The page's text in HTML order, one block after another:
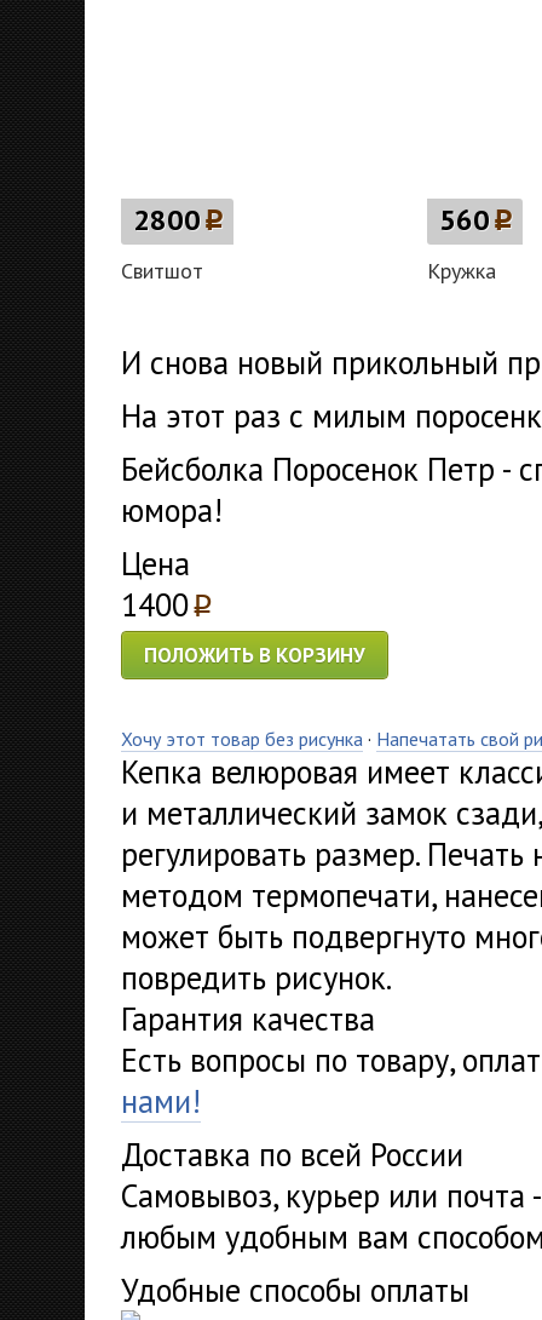
2800p
Свитшот
560p
Кружка
И снова новый прикольный
На этот раз с милым
Бейсболка Поросенок Петр -
юмора!
Цена
1400p
ПОЛОЖИТЬ В КОРЗИНУ
Хочу этот товар без рисунка · Напечатать свой
Кепка велюровая имеет
и металлический замок
регулировать размер.
методом термопечати,
может быть подвергнуто
повредить рисунок.
Гарантия качества
Есть вопросы по товару,
нами!
Доставка по всей России
Самовывоз, курьер или
любым удобным вам
Удобные способы оплаты